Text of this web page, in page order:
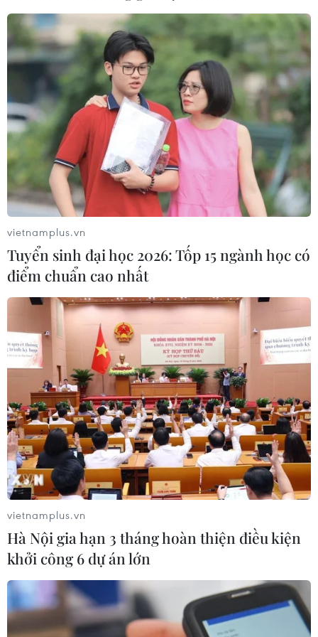
vietnamplus.vn
Tuyển sinh đại học 2026: Tốp 15 ngành học có
điểm chuẩn cao nhất
vietnamplus.vn
Hà Nội gia hạn 3 tháng hoàn thiện điều kiện
khởi công 6 dự án lớn